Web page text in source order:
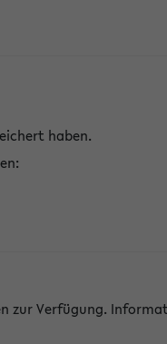
haben.
zur Verfügung.